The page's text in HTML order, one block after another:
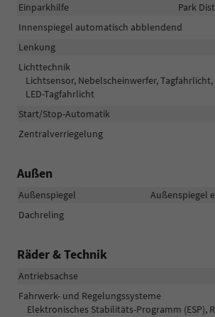
Einparkhilfe
Park
Innenspiegel automatisch abblendend
Lenkung
Lichttechnik
Lichtsensor, Nebelscheinwerfer, Tagfahrlicht,
LED-Tagfahrlicht
Start/Stop-Automatik
Zentralverriegelung
Außen
Außenspiegel
Außenspiegel
Dachreling
Räder & Technik
Antriebsachse
Fahrwerk- und Regelungssysteme
Elektronisches Stabilitäts-Programm (ESP),